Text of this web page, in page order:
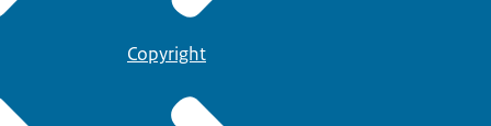
Copyright